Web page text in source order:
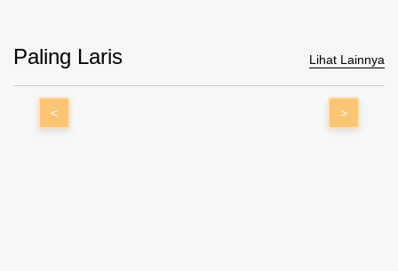
Paling Laris Lihat Lainnya
< >